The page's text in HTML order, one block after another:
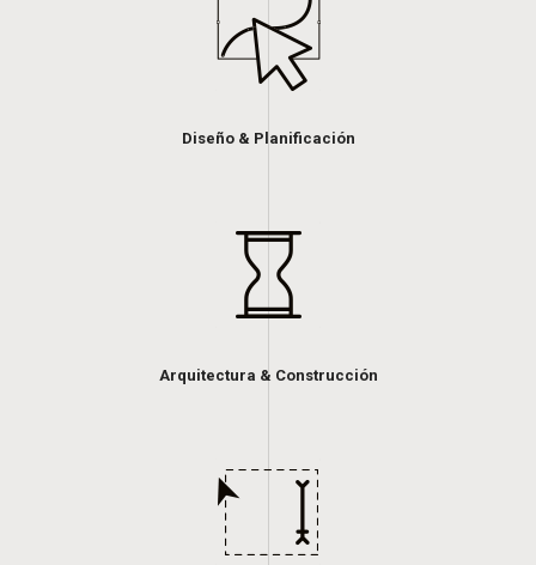
Diseño & Planificación
Arquitectura & Construcción